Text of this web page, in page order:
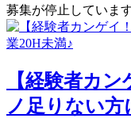
募集が停止していま
【経験者カ
ノ足りない方